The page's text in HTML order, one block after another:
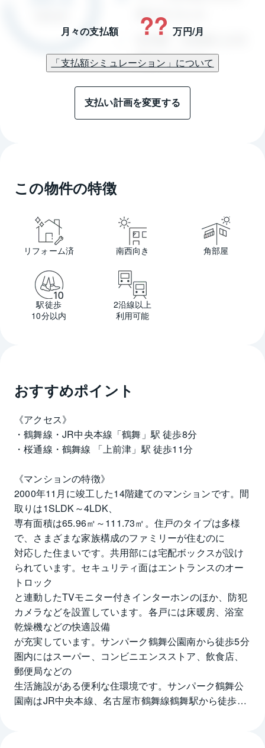
月々の支払額 ?? 万円/月
「支払額シミュレーション」について
支払い計画を変更する
この物件の特徴
リフォーム済 南西向き 角部屋
駅徒歩
10分以内
2沿線以上
利用可能
おすすめポイント
《アクセス》
・鶴舞線・JR中央本線「鶴舞」駅 徒歩8分
・桜通線・鶴舞線 「上前津」駅 徒歩11分
《マンションの特徴》
2000年11月に竣工した14階建てのマンションです。間
取りは1SLDK～4LDK、
専有面積は65.96㎡～111.73㎡。住戸のタイプは多様
で、さまざまな家族構成のファミリーが住むのに
対応した住まいです。共用部には宅配ボックスが設け
られています。セキュリティ面はエントランスのオー
トロック
と連動したTVモニター付きインターホンのほか、防犯
カメラなどを設置しています。各戸には床暖房、浴室
乾燥機などの快適設備
が充実しています。サンパーク鶴舞公園南から徒歩5分
圏内にはスーパー、コンビニエンスストア、飲食店、
郵便局などの
生活施設がある便利な住環境です。サンパーク鶴舞公
園南はJR中央本線、名古屋市鶴舞線鶴舞駅から徒歩8